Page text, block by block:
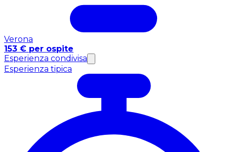
Verona
153 € per ospite
Esperienza condivisa
Esperienza tipica